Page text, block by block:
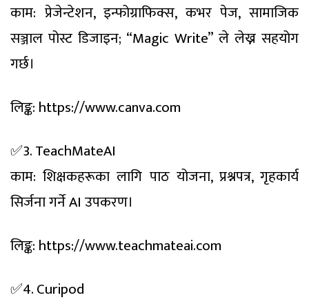
काम: प्रेजेन्टेशन, इन्फोग्राफिक्स, कभर पेज, सामाजिक
सञ्जाल पोस्ट डिजाइन; “Magic Write” ले लेख्न सहयोग
गर्छ।
लिङ्क: https://www.canva.com
✅3. TeachMateAI
काम: शिक्षकहरूका लागि पाठ योजना, प्रश्नपत्र, गृहकार्य
सिर्जना गर्ने AI उपकरण।
लिङ्क: https://www.teachmateai.com
✅4. Curipod